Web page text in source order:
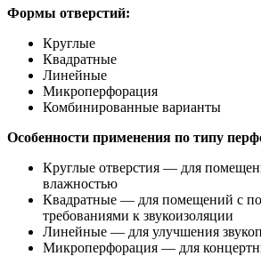
Формы отверстий:
Круглые
Квадратные
Линейные
Микроперфорация
Комбинированные варианты
Особенности применения по типу
Круглые отверстия — для
влажностью
Квадратные — для помещений с
требованиями к звукоизоляции
Линейные — для улучшения
Микроперфорация — для